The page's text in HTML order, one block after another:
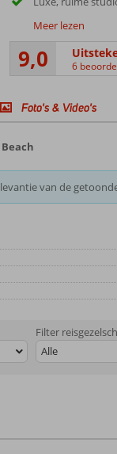
Meer lezen
9,0 6
Foto's & Video's
van de
Filter
Alle